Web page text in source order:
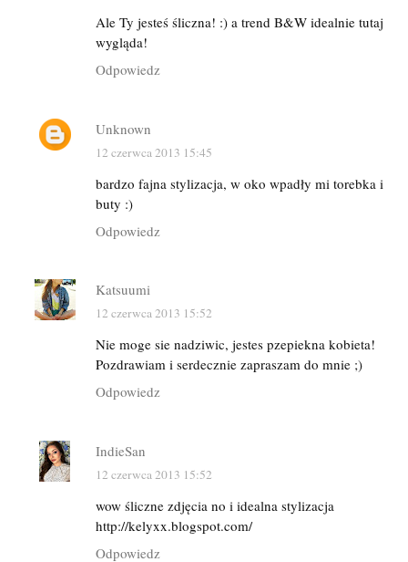
Ale Ty jesteś śliczna! :) a trend B&W idealnie tutaj
wygląda!
Odpowiedz
Unknown
12 czerwca 2013 15:45
bardzo fajna stylizacja, w oko wpadły mi torebka i
buty :)
Odpowiedz
Katsuumi
12 czerwca 2013 15:52
Nie moge sie nadziwic, jestes pzepiekna kobieta!
Pozdrawiam i serdecznie zapraszam do mnie ;)
Odpowiedz
IndieSan
12 czerwca 2013 15:52
wow śliczne zdjęcia no i idealna stylizacja
http://kelyxx.blogspot.com/
Odpowiedz